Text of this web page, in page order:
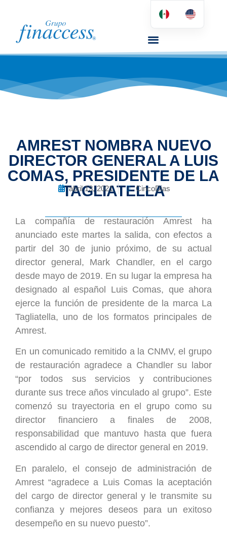
AMREST NOMBRA NUEVO
DIRECTOR GENERAL A LUIS
COMAS, PRESIDENTE DE LA
TAGLIATELLA
abril 13, 2021 CincoDias
La compañía de restauración Amrest ha
anunciado este martes la salida, con efectos a
partir del 30 de junio próximo, de su actual
director general, Mark Chandler, en el cargo
desde mayo de 2019. En su lugar la empresa ha
designado al español Luis Comas, que ahora
ejerce la función de presidente de la marca La
Tagliatella, uno de los formatos principales de
Amrest.
En un comunicado remitido a la CNMV, el grupo
de restauración agradece a Chandler su labor
“por todos sus servicios y contribuciones
durante sus trece años vinculado al grupo”. Este
comenzó su trayectoria en el grupo como su
director financiero a finales de 2008,
responsabilidad que mantuvo hasta que fuera
ascendido al cargo de director general en 2019.
En paralelo, el consejo de administración de
Amrest “agradece a Luis Comas la aceptación
del cargo de director general y le transmite su
confianza y mejores deseos para un exitoso
desempeño en su nuevo puesto”.